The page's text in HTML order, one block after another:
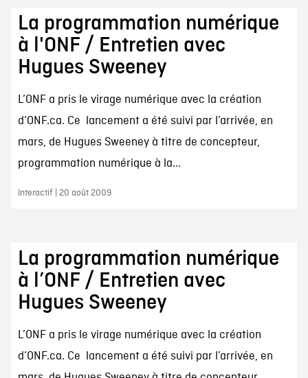
La programmation numérique
à l'ONF / Entretien avec
Hugues Sweeney
L’ONF a pris le virage numérique avec la création
d’ONF.ca. Ce lancement a été suivi par l’arrivée, en
mars, de Hugues Sweeney à titre de concepteur,
programmation numérique à la...
Interactif | 20 août 2009
La programmation numérique
à l’ONF / Entretien avec
Hugues Sweeney
L’ONF a pris le virage numérique avec la création
d’ONF.ca. Ce lancement a été suivi par l’arrivée, en